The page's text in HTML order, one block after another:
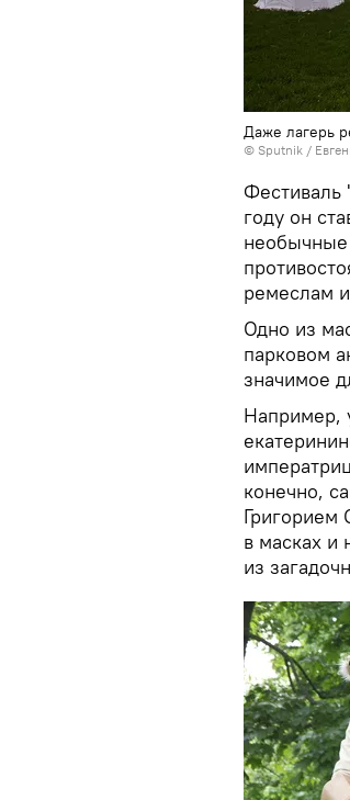
Даже лагерь
© Sputnik /
Фестиваль
году он
необычные
ремеслам
Одно из
парковом
значимое
Например,
конечно,
Григорием
в масках и
из